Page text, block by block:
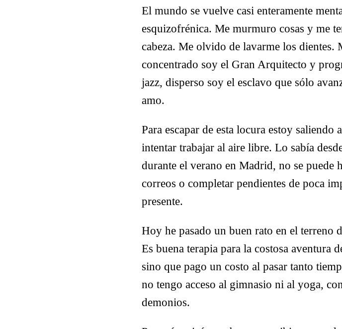
El mundo se vuelve casi enteramente
esquizofrénica. Me murmuro cosas y me
cabeza. Me olvido de lavarme los
concentrado soy el Gran Arquitecto y
jazz, disperso soy el esclavo que sólo
amo.
Para escapar de esta locura estoy
intentar trabajar al aire libre. Lo sabía
durante el verano en Madrid, no se puede
correos o completar pendientes de poca
presente.
Hoy he pasado un buen rato en el terreno
Es buena terapia para la costosa aventura
sino que pago un costo al pasar tanto
no tengo acceso al gimnasio ni al yoga,
demonios.